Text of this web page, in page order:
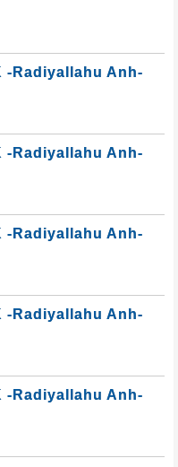
-Radiyallahu Anh-
-Radiyallahu Anh-
-Radiyallahu Anh-
-Radiyallahu Anh-
-Radiyallahu Anh-